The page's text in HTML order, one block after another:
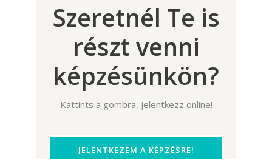
Szeretnél Te is
részt venni
képzésünkön?
Kattints a gombra, jelentkezz online!
JELENTKEZEM A KÉPZÉSRE!